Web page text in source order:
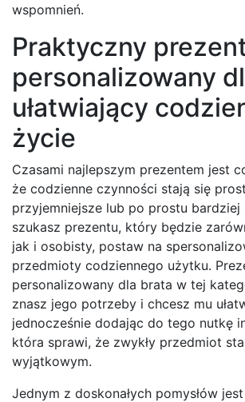
wspomnień.
Praktyczny
personalizowany
ułatwiający
życie
Czasami najlepszym prezentem jest
że codzienne czynności stają się
przyjemniejsze lub po prostu bardziej
szukasz prezentu, który będzie
jak i osobisty, postaw na
przedmioty codziennego użytku.
personalizowany dla brata w tej
znasz jego potrzeby i chcesz mu
jednocześnie dodając do tego nutkę
która sprawi, że zwykły przedmiot
wyjątkowym.
Jednym z doskonałych pomysłów jest